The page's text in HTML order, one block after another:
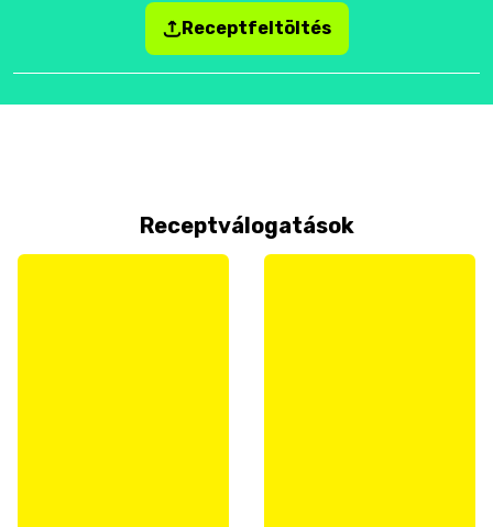
Receptfeltöltés
Receptválogatások